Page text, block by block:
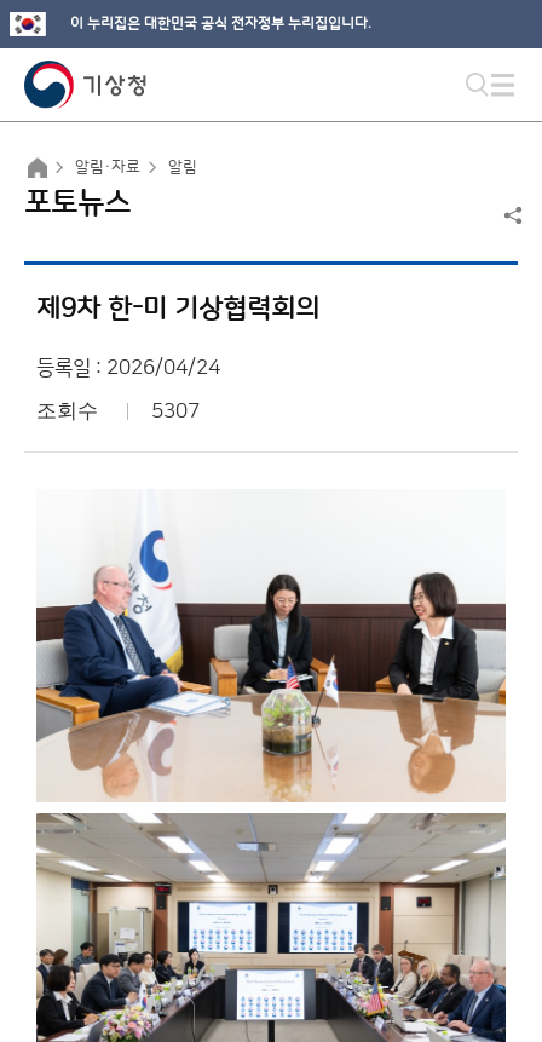
이 누리집은 대한민국 공식 전자정부 누리집입니다.
알림·자료 알림
포토뉴스
제9차 한-미 기상협력회의
등록일 : 2026/04/24
조회수 5307